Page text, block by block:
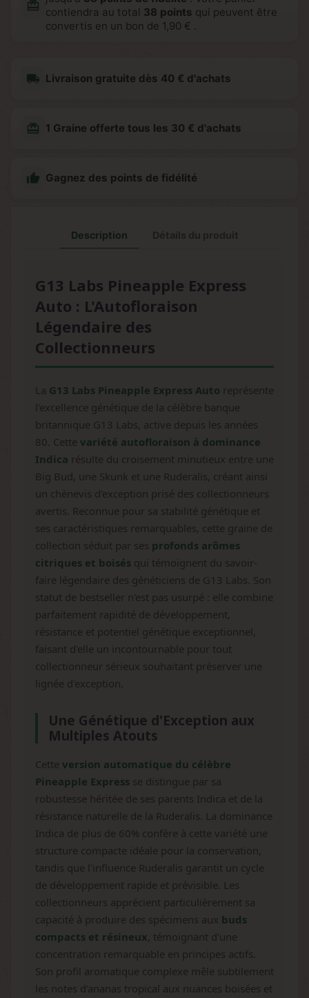
redeem contiendra au total 38 points qui peuvent être
convertis en un bon de 1,90 € .
local_shipping Livraison gratuite dès 40 € d'achats
redeem 1 Graine offerte tous les 30 € d'achats
 Gagnez des points de fidélité
Description
G13 Labs Pineapple Express
Auto : L'Autofloraison
Légendaire des
Collectionneurs
La G13 Labs Pineapple Express Auto représente
l'excellence génétique de la célèbre banque
britannique G13 Labs, active depuis les années
80. Cette variété autofloraison à dominance
Indica résulte du croisement minutieux entre une
Big Bud, une Skunk et une Ruderalis, créant ainsi
un chènevis d'exception prisé des collectionneurs
avertis. Reconnue pour sa stabilité génétique et
ses caractéristiques remarquables, cette graine de
collection séduit par ses profonds arômes
citriques et boisés qui témoignent du savoir-
faire légendaire des généticiens de G13 Labs. Son
statut de bestseller n'est pas usurpé : elle combine
parfaitement rapidité de développement,
résistance et potentiel génétique exceptionnel,
faisant d'elle un incontournable pour tout
collectionneur sérieux souhaitant préserver une
lignée d'exception.
Une Génétique d'Exception aux
Multiples Atouts
Cette version automatique du célèbre
Pineapple Express se distingue par sa
robustesse héritée de ses parents Indica et de la
résistance naturelle de la Ruderalis. La dominance
Indica de plus de 60% confère à cette variété une
structure compacte idéale pour la conservation,
tandis que l'influence Ruderalis garantit un cycle
de développement rapide et prévisible. Les
collectionneurs apprécient particulièrement sa
capacité à produire des spécimens aux buds
compacts et résineux , témoignant d'une
concentration remarquable en principes actifs.
Son profil aromatique complexe mêle subtilement
les notes d'ananas tropical aux nuances boisées et